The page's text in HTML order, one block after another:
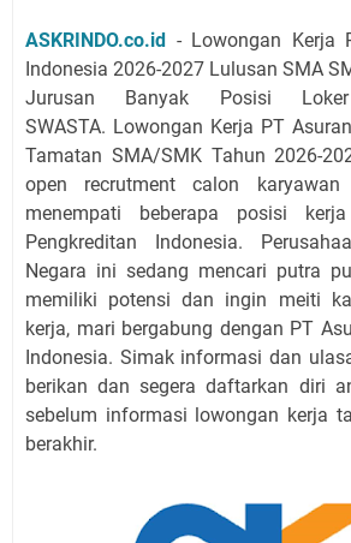
ASKRINDO.co.id - Lowongan Kerja
Indonesia 2026-2027 Lulusan SMA
Jurusan Banyak Posisi
SWASTA. Lowongan Kerja PT
Tamatan SMA/SMK Tahun 2026-
open recrutment calon
menempati beberapa posisi
Pengkreditan Indonesia.
Negara ini sedang mencari putra
memiliki potensi dan ingin meiti
kerja, mari bergabung dengan PT
Indonesia. Simak informasi dan
berikan dan segera daftarkan diri
sebelum informasi lowongan kerja
berakhir.